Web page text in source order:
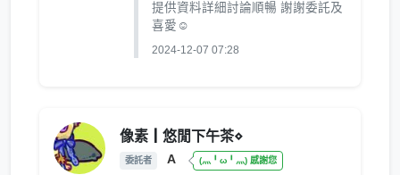
提供資料詳細討論順暢 謝謝委託及
喜愛☺️
2024-12-07 07:28
像素┃悠閒下午茶⋄
委託者 A (灬╹ω╹灬) 感謝您